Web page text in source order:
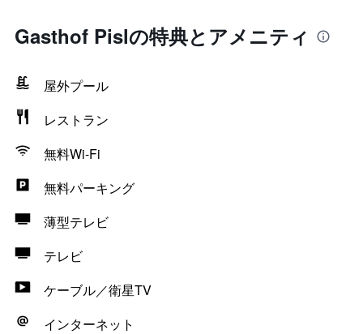
Gasthof Pislの特典とアメニティ
屋外プール
レストラン
無料Wi-Fi
無料パーキング
薄型テレビ
テレビ
ケーブル／衛星TV
インターネット